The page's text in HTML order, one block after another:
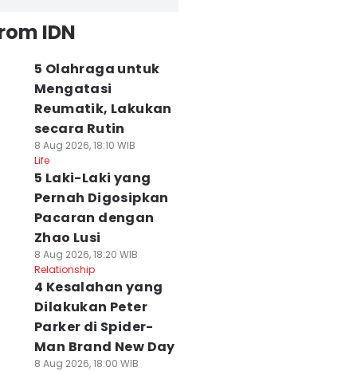
IDN
5 Olahraga untuk
Mengatasi
Reumatik, Lakukan
secara Rutin
8 Aug 2026, 18:10 WIB
Life
5 Laki-Laki yang
Pernah Digosipkan
Pacaran dengan
Zhao Lusi
8 Aug 2026, 18:20 WIB
Relationship
4 Kesalahan yang
Dilakukan Peter
Parker di Spider-
Man Brand New Day
8 Aug 2026, 18:00 WIB